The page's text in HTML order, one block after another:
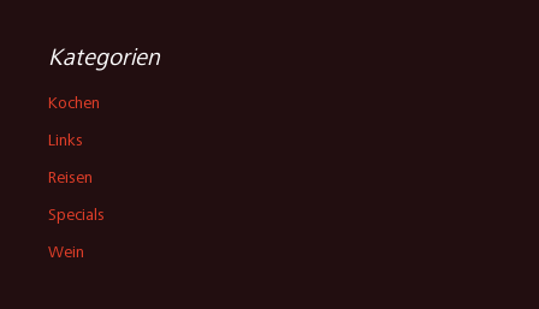
Kategorien
Kochen
Links
Reisen
Specials
Wein